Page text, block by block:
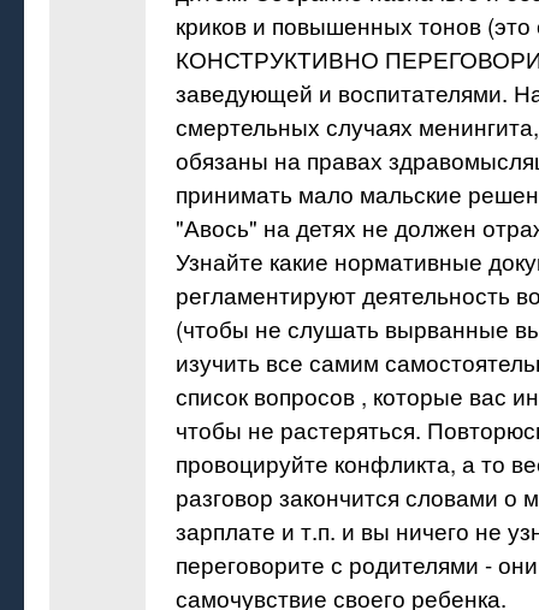
криков и повышенных тонов (это
КОНСТРУКТИВНО
заведующей и воспитателями.
смертельных случаях
обязаны на правах
принимать мало мальские
"Авось" на детях не должен
Узнайте какие нормативные
регламентируют деятельность
(чтобы не слушать вырванные
изучить все самим
список вопросов , которые вас
чтобы не растеряться.
провоцируйте конфликта, а то
разговор закончится словами о
зарплате и т.п. и вы ничего не
переговорите с родителями -
самочувствие своего ребенка.